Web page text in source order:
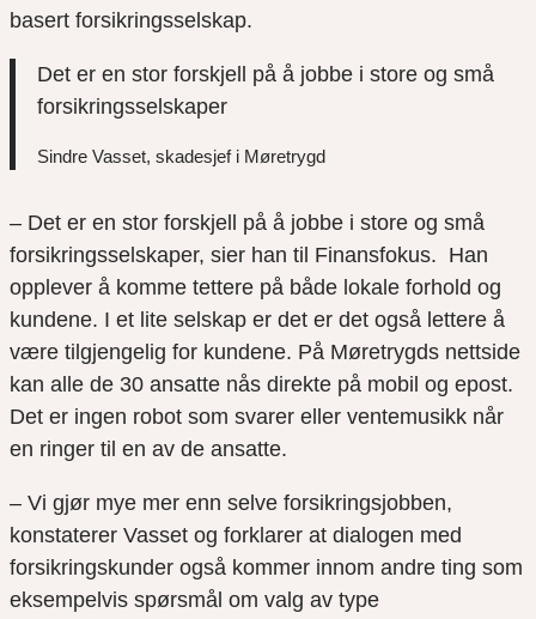
basert forsikringsselskap.
Det er en stor forskjell på å jobbe i store og små
forsikringsselskaper
Sindre Vasset, skadesjef i Møretrygd
– Det er en stor forskjell på å jobbe i store og små
forsikringsselskaper, sier han til Finansfokus. Han
opplever å komme tettere på både lokale forhold og
kundene. I et lite selskap er det er det også lettere å
være tilgjengelig for kundene. På Møretrygds nettside
kan alle de 30 ansatte nås direkte på mobil og epost.
Det er ingen robot som svarer eller ventemusikk når
en ringer til en av de ansatte.
– Vi gjør mye mer enn selve forsikringsjobben,
konstaterer Vasset og forklarer at dialogen med
forsikringskunder også kommer innom andre ting som
eksempelvis spørsmål om valg av type